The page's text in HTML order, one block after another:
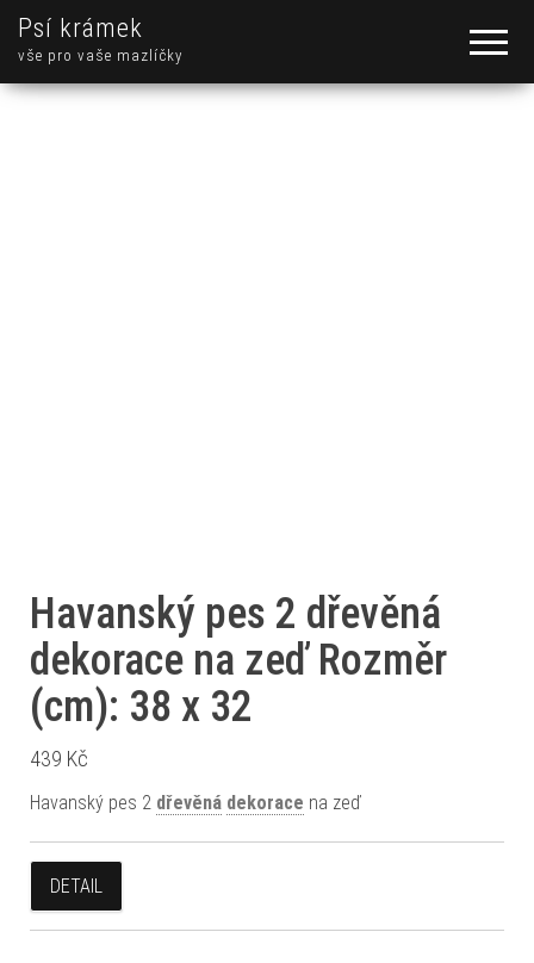
Psí krámek
vše pro vaše mazlíčky
Havanský pes 2 dřevěná
dekorace na zeď Rozměr
(cm): 38 x 32
439 Kč
Havanský pes 2 dřevěná dekorace na zeď
DETAIL